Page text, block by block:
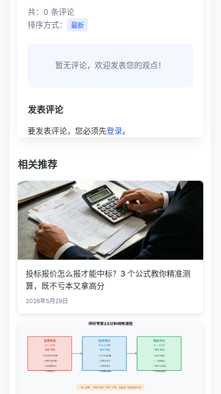
共：0 条评论
排序方式：
最新
暂无评论，欢迎发表您的观点！
发表评论
要发表评论，您必须先登录。
相关推荐
投标报价怎么报才能中标？3 个公式教你精准测
算，既不亏本又拿高分
2026年5月29日